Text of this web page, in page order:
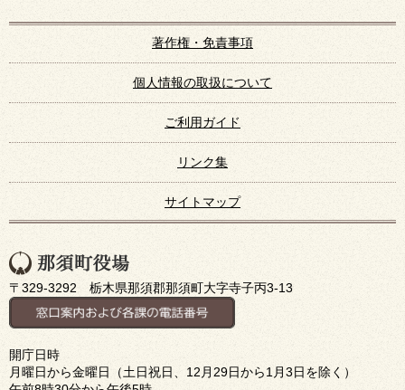
著作権・免責事項
個人情報の取扱について
ご利用ガイド
リンク集
サイトマップ
〒329-3292 栃木県那須郡那須町大字寺子丙3-13
開庁日時
月曜日から金曜日（土日祝日、12月29日から1月3日を除く）